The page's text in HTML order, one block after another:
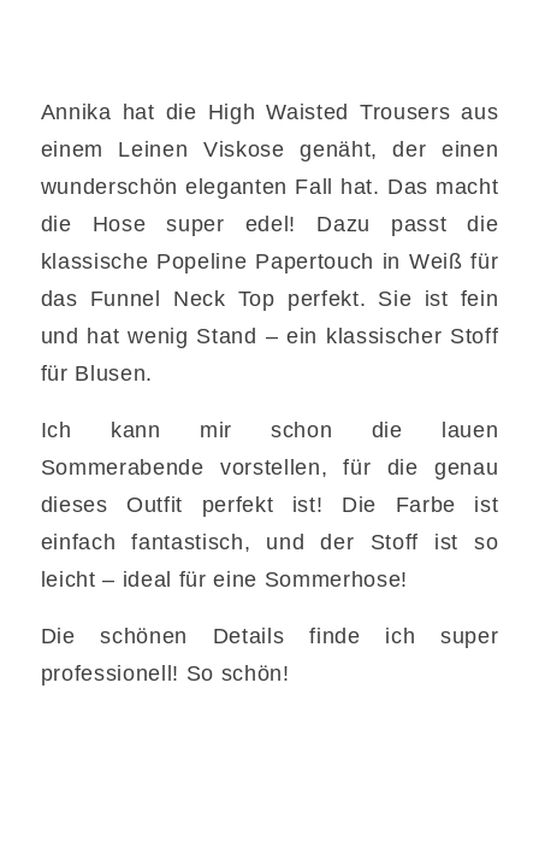
Annika hat die High Waisted Trousers aus
einem Leinen Viskose genäht, der einen
wunderschön eleganten Fall hat. Das macht
die Hose super edel! Dazu passt die
klassische Popeline Papertouch in Weiß für
das Funnel Neck Top perfekt. Sie ist fein
und hat wenig Stand – ein klassischer Stoff
für Blusen.
Ich kann mir schon die lauen
Sommerabende vorstellen, für die genau
dieses Outfit perfekt ist! Die Farbe ist
einfach fantastisch, und der Stoff ist so
leicht – ideal für eine Sommerhose!
Die schönen Details finde ich super
professionell! So schön!